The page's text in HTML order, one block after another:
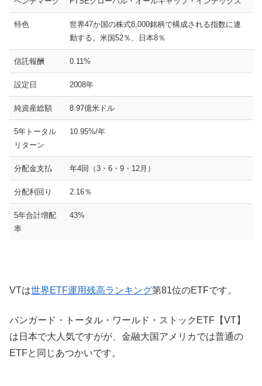
特色
世界47か国の株式8,000銘柄で構成される指数に連
動する。米国52％、日本8％
信託報酬 0.11%
設定日 2008年
純資産総額 8.97億米ドル
5年トータル
リターン
10.95%/年
分配金支払 年4回（3・6・9・12月）
分配利回り 2.16％
5年合計増配
率
43%
VTは世界ETF運用残高ランキング第81位のETFです。
バンガード・トータル・ワールド・ストックETF【VT】
は日本で大人気ですがが、金融大国アメリカでは普通の
ETFと同じあつかいです。